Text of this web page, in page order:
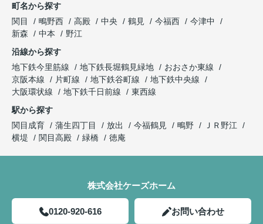
町名から探す
関目
鴫野西 高殿 中央 鶴見 今福西
今津中
新森
中本
野江
沿線から探す
地下鉄今里筋線
地下鉄長堀鶴見緑地
おおさか東線
京阪本線
片町線 地下鉄谷町線
地下鉄中央線
大阪環状線
地下鉄千日前線
東西線
駅から探す
関目成育
蒲生四丁目 放出 今福鶴見 鴫野
ＪＲ野江
横堤
関目高殿 緑橋 徳庵
株式会社ケーズホーム
0120-920-616 お問い合わせ